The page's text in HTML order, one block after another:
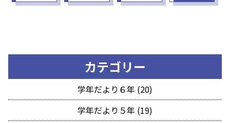
カテゴリー
学年だより６年 (20)
学年だより５年 (19)